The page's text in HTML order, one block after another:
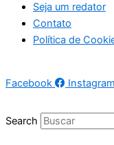
Seja um redator
Contato
Política de
Facebook
Instagram
Search